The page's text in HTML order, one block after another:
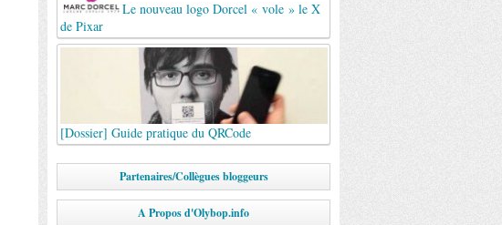
Le nouveau logo Dorcel « vole » le X
de Pixar
[Dossier] Guide pratique du QRCode
Partenaires/Collègues bloggeurs
A Propos d'Olybop.info